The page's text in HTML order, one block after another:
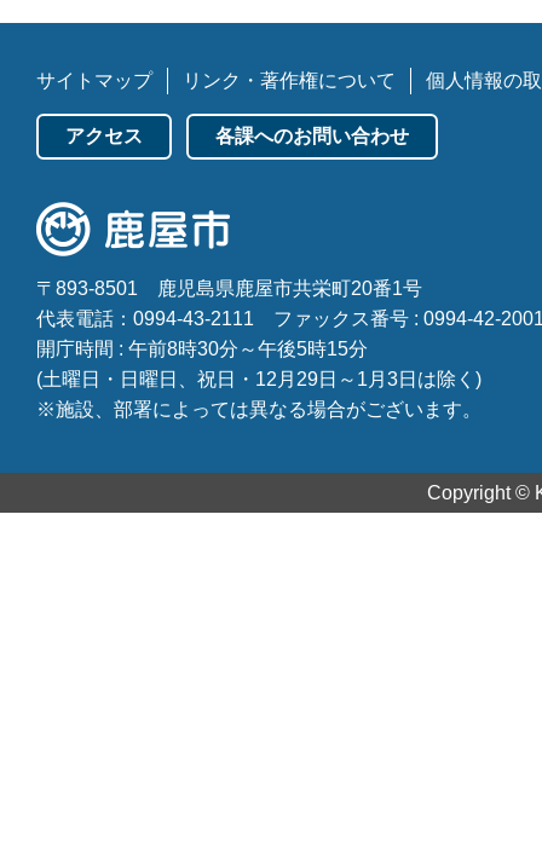
サイトマップ リンク・著作権について 個人情報の
アクセス 各課へのお問い合わせ
〒893-8501
鹿児島県鹿屋市共栄町20番1号
代表電話：0994-43-2111
ファックス番号 : 0994-42-
開庁時間 : 午前8時30分～午後5時15分
(土曜日・日曜日、祝日・12月29日～1月3日は除く)
※施設、部署によっては異なる場合がございます。
Copyright ©